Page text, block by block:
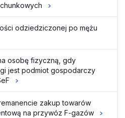
odziedziczonej po mężu
osobę fizyczną, gdy
jest podmiot gospodarczy
zakup towarów
na przywóz F-gazów